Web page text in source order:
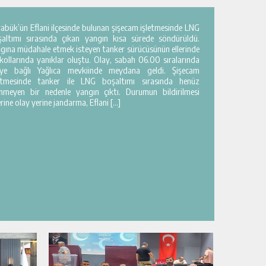
Eflani ilçesinde bulunan şişecam işletmesinde LNG
sırasında çıkan yangın kısa sürede söndürüldü.
müdahale etmek isteyen tanker sürücüsünün ellerinde
yanıklar oluştu. Olay, sabah 06.00 sıralarında
bağlı Yağlıca mevkiinde meydana geldi. Şişecam
tanker ile LNG boşaltımı sırasında henüz
bir nedenle yangın çıktı. Durumun bildirilmesi
olay yerine jandarma, Eflani […]